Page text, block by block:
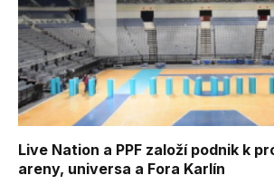
Live Nation a PPF založí podnik k
areny, universa a Fora Karlín